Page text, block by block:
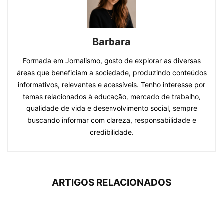
Barbara
Formada em Jornalismo, gosto de explorar as diversas
áreas que beneficiam a sociedade, produzindo conteúdos
informativos, relevantes e acessíveis. Tenho interesse por
temas relacionados à educação, mercado de trabalho,
qualidade de vida e desenvolvimento social, sempre
buscando informar com clareza, responsabilidade e
credibilidade.
ARTIGOS RELACIONADOS